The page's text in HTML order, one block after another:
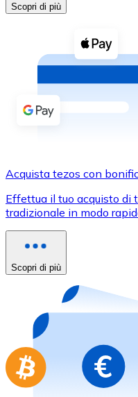
Vedi tutto
Buoni cripto
Acquista
Acquista con
Bonifico SEPA
Usa le carte Visa e
Acquista con carta
Acquista gift card
Vai al negozio di
Scopri di più
Acquista tezos con
Effettua il tuo acquisto di
tradizionale in modo
Scopri di più